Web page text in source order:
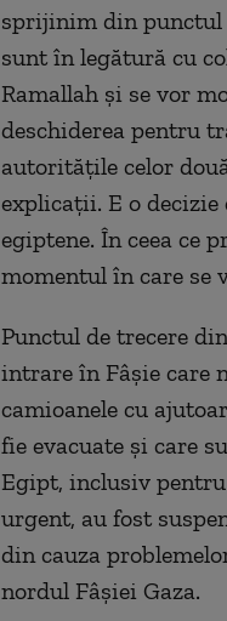
sprijinim din punctul
sunt în legătură cu
Ramallah și se vor
deschiderea pentru
autoritățile celor
explicații. E o
egiptene. În ceea ce
momentul în care se
Punctul de trecere
intrare în Fâşie care
camioanele cu
fie evacuate şi care
Egipt, inclusiv
urgent, au fost
din cauza
nordul Fâşiei Gaza.